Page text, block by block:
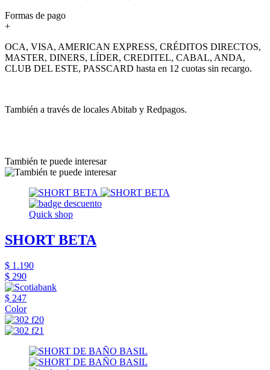
Formas de pago
+
OCA, VISA, AMERICAN EXPRESS, CRÉDITOS DIRECTOS,
MASTER, DINERS, LÍDER, CREDITEL, CABAL, ANDA,
CLUB DEL ESTE, PASSCARD hasta en 12 cuotas sin recargo.
También a través de locales Abitab y Redpagos.
También te puede interesar
Quick shop
SHORT BETA
$ 1.190
$ 290
$ 247
Color